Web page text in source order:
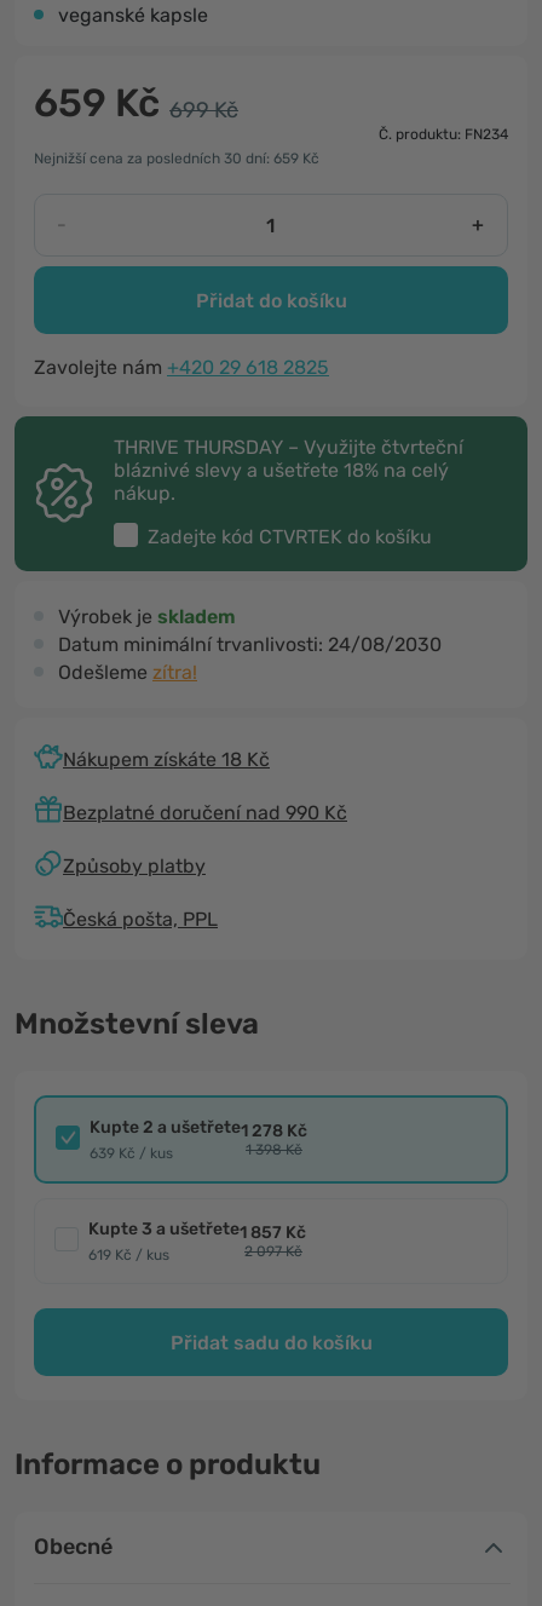
veganské kapsle
659 Kč 699 Kč
Č. produktu: FN234
Nejnižší cena za posledních 30 dní: 659 Kč
- +
Přidat do košíku
Zavolejte nám +420 29 618 2825
THRIVE THURSDAY – Využijte čtvrteční
bláznivé slevy a ušetřete 18% na celý
nákup.
Zadejte kód CTVRTEK do košíku
Výrobek je skladem
Datum minimální trvanlivosti: 24/08/2030
Odešleme zítra!
Nákupem získáte 18 Kč
Bezplatné doručení nad 990 Kč
Způsoby platby
Česká pošta, PPL
Množstevní sleva
Kupte 2 a ušetřete
639 Kč / kus
1 278 Kč
1 398 Kč
Kupte 3 a ušetřete
619 Kč / kus
1 857 Kč
2 097 Kč
Přidat sadu do košíku
Informace o produktu
Obecné